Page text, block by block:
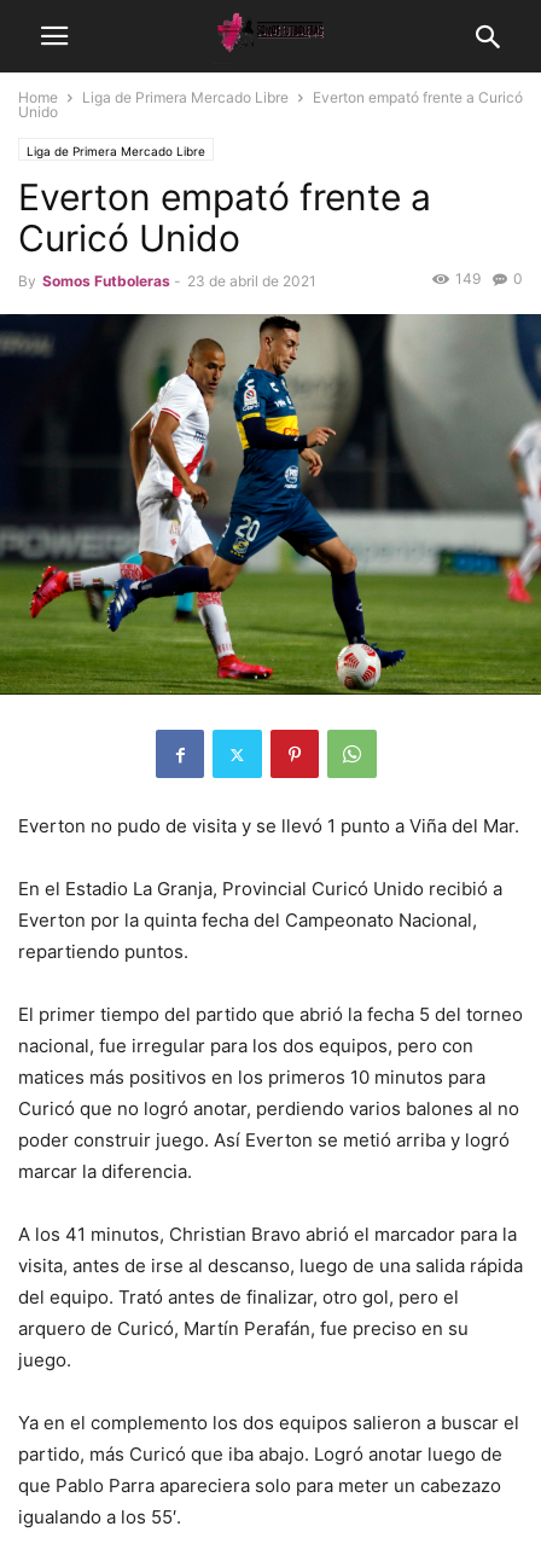
Home Liga de Primera Mercado Libre
Everton empató frente a Curicó
Unido
Liga de Primera Mercado Libre
Everton empató frente a
Curicó Unido
By Somos Futboleras - 23 de abril de 2021 0
149
Everton no pudo de visita y se llevó 1 punto a Viña del Mar.
En el Estadio La Granja, Provincial Curicó Unido recibió a
Everton por la quinta fecha del Campeonato Nacional,
repartiendo puntos.
El primer tiempo del partido que abrió la fecha 5 del torneo
nacional, fue irregular para los dos equipos, pero con
matices más positivos en los primeros 10 minutos para
Curicó que no logró anotar, perdiendo varios balones al no
poder construir juego. Así Everton se metió arriba y logró
marcar la diferencia.
A los 41 minutos, Christian Bravo abrió el marcador para la
visita, antes de irse al descanso, luego de una salida rápida
del equipo. Trató antes de finalizar, otro gol, pero el
arquero de Curicó, Martín Perafán, fue preciso en su
juego.
Ya en el complemento los dos equipos salieron a buscar el
partido, más Curicó que iba abajo. Logró anotar luego de
que Pablo Parra apareciera solo para meter un cabezazo
igualando a los 55′.